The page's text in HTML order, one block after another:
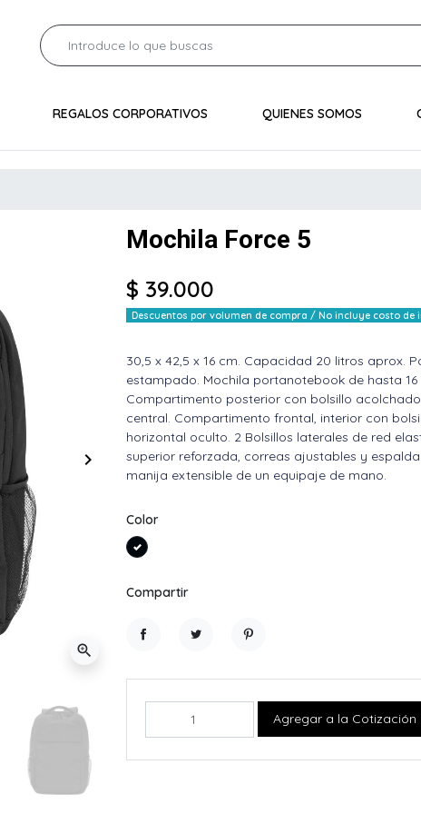
REGALOS CORPORATIVOS QUIENES SOMOS
Siguiente
keyboard_arrow_right
zoom_in
Mochila Force 5
$ 39.000
Descuentos por volumen de compra / No incluye costo de
30,5 x 42,5 x 16 cm. Capacidad 20 litros aprox.
estampado. Mochila portanotebook de hasta
Compartimento posterior con bolsillo
central. Compartimento frontal, interior con
horizontal oculto. 2 Bolsillos laterales de red
superior reforzada, correas ajustables y
manija extensible de un equipaje de mano.
Color
Negro
Compartir
Agregar a la Cotización